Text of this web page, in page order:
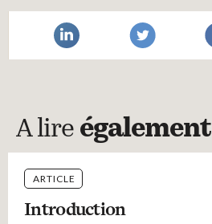
A lire également
ARTICLE
Introduction